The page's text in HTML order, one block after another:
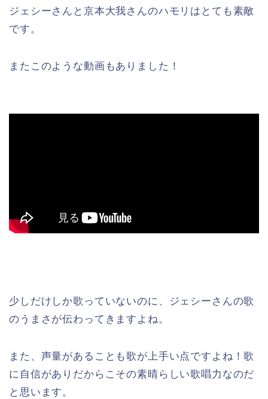
ジェシーさんと京本大我さんのハモリはとても素敵
です。
またこのような動画もありました！
少しだけしか歌っていないのに、ジェシーさんの歌
のうまさが伝わってきますよね。
また、声量があることも歌が上手い点ですよね！歌
に自信がありだからこその素晴らしい歌唱力なのだ
と思います。